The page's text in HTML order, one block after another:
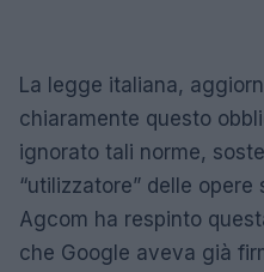
La legge italiana,
chiaramente questo
ignorato tali norme,
“utilizzatore” delle
Agcom ha respinto
che Google aveva già